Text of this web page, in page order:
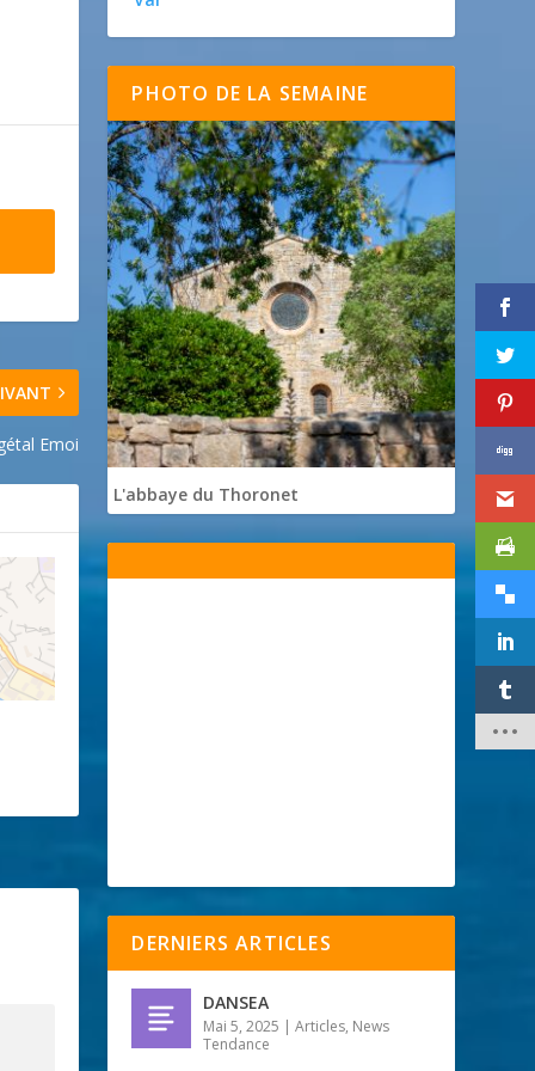
Emoi
PHOTO DE LA SEMAINE
L'abbaye du Thoronet
DERNIERS ARTICLES
DANSEA
Mai 5, 2025 |Articles, News
Tendance